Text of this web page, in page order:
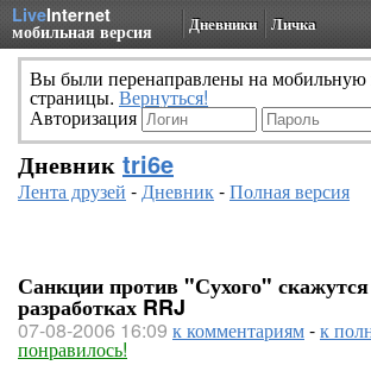
LiveInternet
мобильная версия Дневники Личка
Вы были перенаправлены на
страницы. Вернуться!
Авторизация
Дневник tri6e
Лента друзей -Дневник-Полная версия
Санкции против "Сухого"
разработках RRJ
07-08-2006 16:09 к комментариям-к
понравилось!